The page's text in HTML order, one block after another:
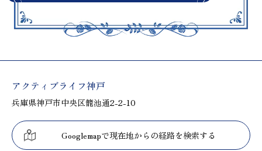
アクティブライフ神戸
兵庫県神戸市中央区籠池通2-2-10
Googlemapで現在地からの経路を検索する